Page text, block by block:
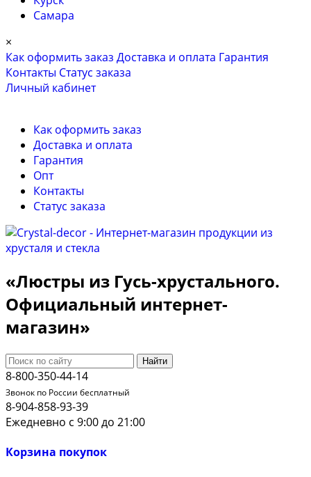
Самара
×
Как оформить заказ Доставка и оплата Гарантия
Контакты Cтатус заказа
Личный кабинет
Как оформить заказ
Доставка и оплата
Гарантия
Опт
Контакты
Cтатус заказа
«Люстры из Гусь-хрустального.
Официальный интернет-
магазин»
Найти
8-800-350-44-14
Звонок по России бесплатный
8-904-858-93-39
Ежедневно с 9:00 до 21:00
Корзина покупок